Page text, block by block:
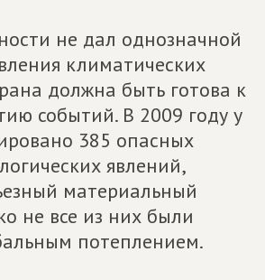
не дал однозначной
климатических
должна быть готова к
событий. В 2009 году у
385 опасных
явлений,
материальный
не все из них были
потеплением.